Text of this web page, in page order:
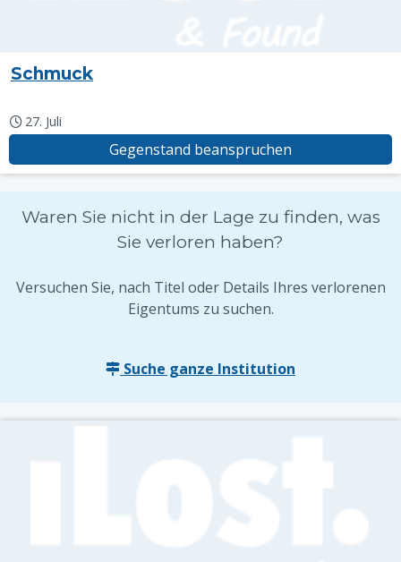
Schmuck
27. Juli
Gegenstand beanspruchen
Waren Sie nicht in der Lage zu finden, was
Sie verloren haben?
Versuchen Sie, nach Titel oder Details Ihres verlorenen
Eigentums zu suchen.
Suche ganze Institution